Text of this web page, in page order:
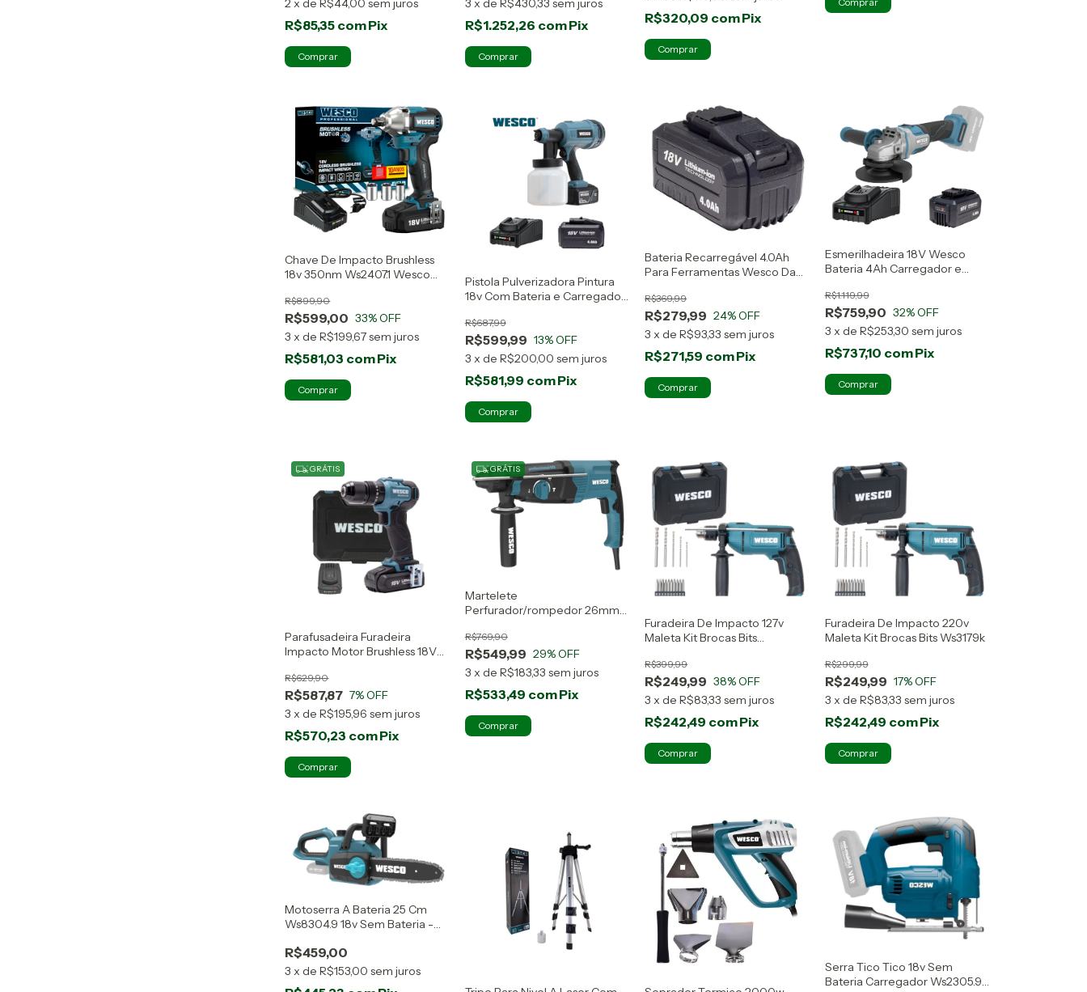
2xdeR$44,00 sem juros
R$85,35 comPix
3 x de R$430,33 sem juros
R$1.252,26 comPix R$320,09 comPix
Chave De Impacto Brushless
18v 350nm Ws2407.1 Wesco
R$599,00
R$899,90
33% OFF
3 xdeR$199,67sem juros
R$581,03 comPix
Pistola Pulverizadora Pintura
18v Com Bateria e Carregador
R$599,99
R$687,99
13% OFF
3 x de R$200,00 sem juros
R$581,99 comPix
Bateria Recarregável 4.0Ah
Para Ferramentas Wesco Da
R$279,99
R$369,99
24% OFF
3 xdeR$93,33 sem juros
R$271,59 comPix
Esmerilhadeira 18V Wesco
Bateria 4Ah Carregador e
R$759,90
R$1.119,99
32% OFF
3 x de R$253,30 sem juros
R$737,10 comPix
GRÁTIS
Parafusadeira Furadeira
Impacto Motor Brushless 18V
WS2425K
R$587,87
R$629,90
7% OFF
3 xdeR$195,96 sem juros
R$570,23 comPix
GRÁTIS
Martelete
Perfurador/rompedor 26mm
R$549,99
R$769,90
29% OFF
3 x de R$183,33 sem juros
R$533,49 comPix
Furadeira De Impacto 127v
Maleta Kit Brocas Bits
R$249,99
R$399,99
38% OFF
3 xdeR$83,33 sem juros
R$242,49 comPix
Furadeira De Impacto 220v
Maleta Kit Brocas Bits Ws3179k
R$249,99
R$299,99
17% OFF
3 x de R$83,33 sem juros
R$242,49 comPix
Motoserra A Bateria 25 Cm
Ws8304.9 18v Sem Bateria -
R$459,00
3 xdeR$153,00 sem juros
Serra Tico Tico 18v Sem
Bateria Carregador Ws2305.9